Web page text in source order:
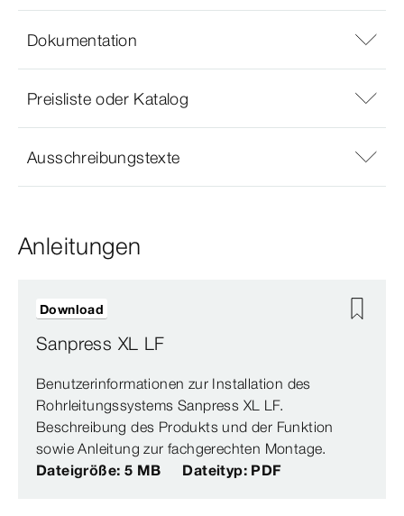
Dokumentation
Preisliste oder Katalog
Ausschreibungstexte
Anleitungen
Sanpress XL LF
Benutzerinformationen zur Installation des
Rohrleitungssystems Sanpress XL LF.
Beschreibung des Produkts und der Funktion
sowie Anleitung zur fachgerechten Montage.
Dateigröße: 5 MB
Dateityp: PDF
Download